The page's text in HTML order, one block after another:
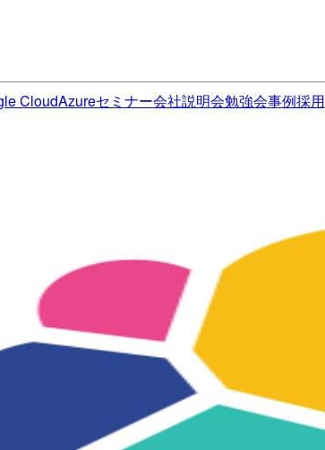
CloudAzureセミナー会社説明会勉強会事例採用